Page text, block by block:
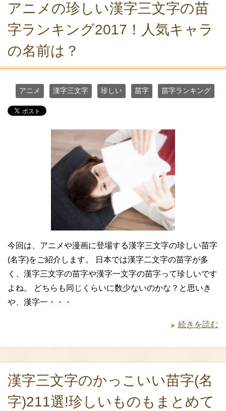
アニメの珍しい漢字三文字の苗
字ランキング2017！人気キャラ
の名前は？
アニメ 漢字三文字 珍しい 苗字 苗字ランキング
今回は、アニメや漫画に登場する漢字三文字の珍しい苗字
(名字)をご紹介します。 日本では漢字二文字の苗字が多
く、漢字三文字の苗字や漢字一文字の苗字って珍しいです
よね。 どちらも同じくらいに数少ないのかな？と思いき
や、漢字一・・・
続きを読む
漢字三文字のかっこいい苗字(名
字)211選!珍しいものもまとめて